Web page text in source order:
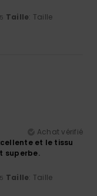
Taille: Taille
Achat vérifié
et le tissu
superbe.
Taille: Taille